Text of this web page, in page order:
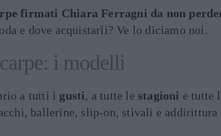
firmati Chiara Ferragni da non
e dove acquistarli? Ve lo diciamo noi.
i modelli
a tutti i gusti, a tutte le stagioni e tutte
ballerine, slip-on, stivali e addirittura